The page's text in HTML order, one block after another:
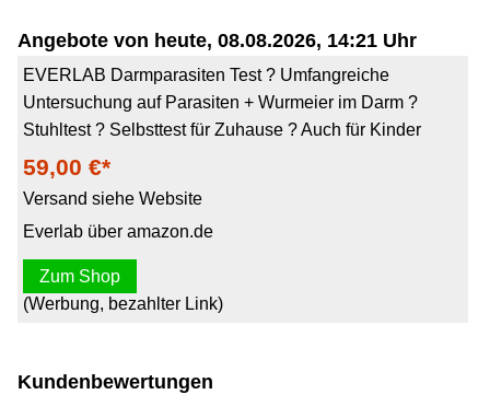
Angebote von heute, 08.08.2026, 14:21 Uhr
EVERLAB Darmparasiten Test ? Umfangreiche
Untersuchung auf Parasiten + Wurmeier im Darm ?
Stuhltest ? Selbsttest für Zuhause ? Auch für Kinder
59,00 €*
Versand siehe Website
Everlab über amazon.de
Zum Shop
(Werbung, bezahlter Link)
Kundenbewertungen